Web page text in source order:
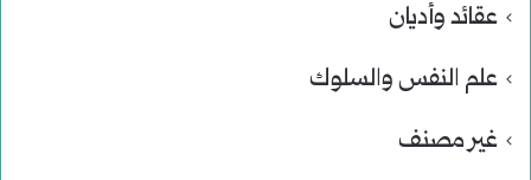
عقائد وأديان
علم النفس والسلوك
غير مصنف